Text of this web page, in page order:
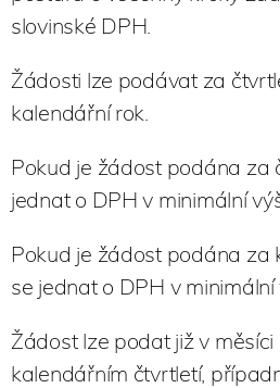
slovinské DPH.
Žádosti lze podávat za
kalendářní rok.
Pokud je žádost podána za
jednat o DPH v minimální
Pokud je žádost podána za
se jednat o DPH v minimální
Žádost lze podat již v
kalendářním čtvrtletí,